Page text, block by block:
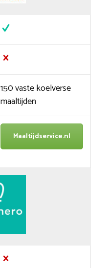
150 vaste koelverse
maaltijden
Maaltijdservice.nl